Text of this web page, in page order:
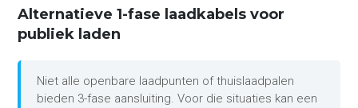
Alternatieve 1-fase laadkabels voor
publiek laden
Niet alle openbare laadpunten of thuislaadpalen
bieden 3-fase aansluiting. Voor die situaties kan een